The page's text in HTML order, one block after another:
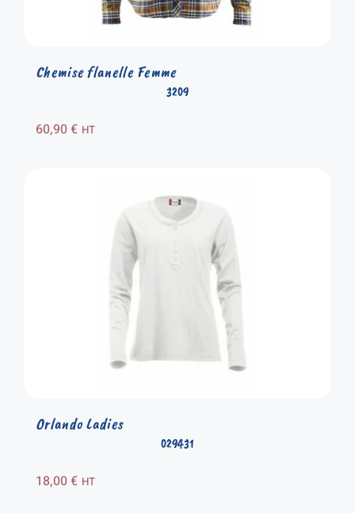
3209
Chemise flanelle Femme
60,90€ HT
029431
Orlando Ladies
18,00€ HT